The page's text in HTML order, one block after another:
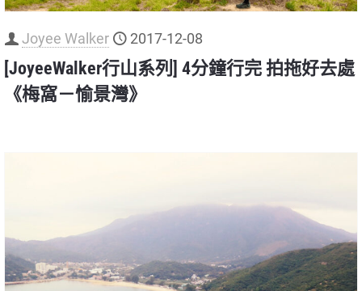
Joyee Walker 2017-12-08
[JoyeeWalker行山系列] 4分鐘行完 拍拖好去處
《梅窩－愉景灣》